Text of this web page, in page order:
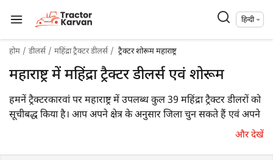
हिन्दी
होम डीलर्स महिंद्रा ट्रैक्टर डीलर्स ट्रैक्टर शोरूम महाराष्ट्र
महाराष्ट्र में महिंद्रा ट्रैक्टर डीलर्स एवं शोरूम
हमनें ट्रैक्टरकारवां पर महाराष्ट्र में उपलब्ध कुल 39 महिंद्रा ट्रैक्टर डीलरों को
सूचीबद्ध किया है। आप अपने क्षेत्र के अनुसार जिला चुन सकते हैं एवं अपने
और देखें